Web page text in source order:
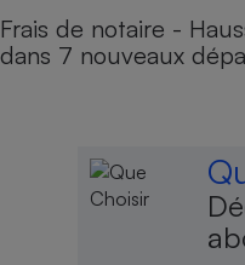
Frais de notaire -
dans 7 nouveaux